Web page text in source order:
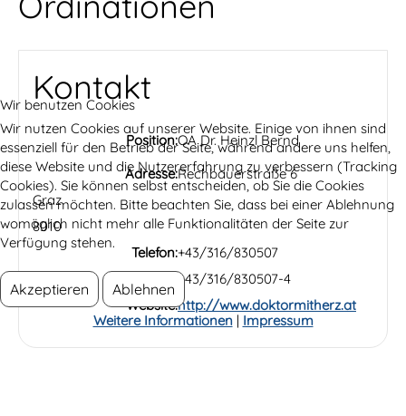
Kontakt
Position:OA Dr. Heinzl Bernd
Adresse:Rechbauerstraße 6
Graz
8010
Telefon:+43/316/830507
+43/316/830507-4
Website:http://www.doktormitherz.at
Wir benutzen Cookies
Wir nutzen Cookies auf unserer Website. Einige von ihnen sind
essenziell für den Betrieb der Seite, während andere uns helfen,
diese Website und die Nutzererfahrung zu verbessern (Tracking
Cookies). Sie können selbst entscheiden, ob Sie die Cookies
zulassen möchten. Bitte beachten Sie, dass bei einer Ablehnung
womöglich nicht mehr alle Funktionalitäten der Seite zur
Verfügung stehen.
Akzeptieren Ablehnen
Weitere Informationen| Impressum